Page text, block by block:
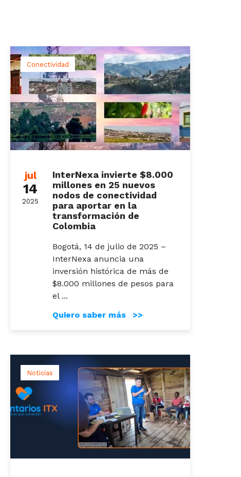
jul
14
2025
Conectividad
InterNexa invierte $8.000
millones en 25 nuevos
nodos de conectividad
para aportar en la
transformación de
Colombia
Bogotá, 14 de julio de 2025 –
InterNexa anuncia una
inversión histórica de más de
$8.000 millones de pesos para
el ...
Quiero saber más >>
Noticias